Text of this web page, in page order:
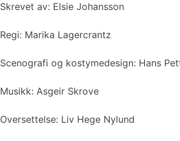
Skrevet av: Elsie Johansson
Regi: Marika Lagercrantz
Scenografi og kostymedesign: Hans
Musikk: Asgeir Skrove
Oversettelse: Liv Hege Nylund